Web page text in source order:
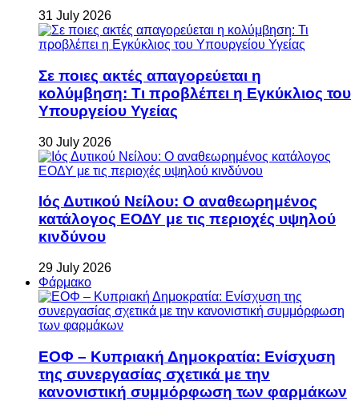
31 July 2026
Σε ποιες ακτές απαγορεύεται η
κολύμβηση: Τι προβλέπει η Εγκύκλιος του
Υπουργείου Υγείας
30 July 2026
Ιός Δυτικού Νείλου: Ο αναθεωρημένος
κατάλογος ΕΟΔΥ με τις περιοχές υψηλού
κινδύνου
29 July 2026
Φάρμακο
ΕΟΦ – Κυπριακή Δημοκρατία: Ενίσχυση
της συνεργασίας σχετικά με την
κανονιστική συμμόρφωση των φαρμάκων